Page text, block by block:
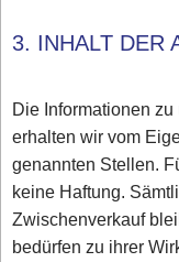
3. INHALT DER
Die Informationen
erhalten wir vom
genannten Stellen.
keine Haftung.
Zwischenverkauf
bedürfen zu ihrer